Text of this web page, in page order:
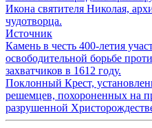
Икона святителя Николая,
чудотворца.
Источник
Камень в честь 400-летия
освободительной борьбе
захватчиков в 1612 году.
Поклонный Крест,
решемцев, похороненных на
разрушенной